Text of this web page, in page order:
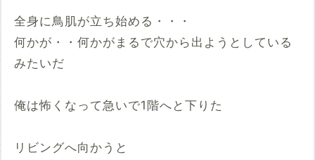
全身に鳥肌が立ち始める・・・
何かが・・何かがまるで穴から出ようとしている
みたいだ
俺は怖くなって急いで1階へと下りた
リビングへ向かうと